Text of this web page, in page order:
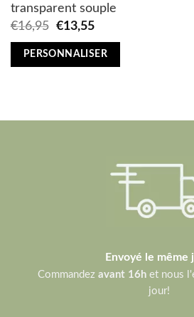
transparent souple
€16,95
Original
was:
€13,55Current
is:
PERSONNALISER
Envoyé le même
Commandez avant 16h et nous
jour!